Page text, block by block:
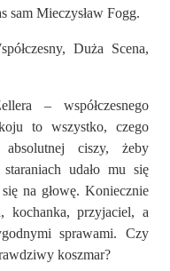
sam Mieczysław Fogg.
Duża Scena,
– współczesnego
to wszystko, czego
ciszy, żeby
udało mu się
na głowę. Koniecznie
kochanka, przyjaciel, a
sprawami. Czy
koszmar?